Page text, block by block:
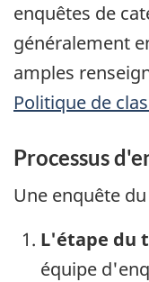
enquêtes de
généralement
amples
Politique de
Processus
Une enquête du
L'étape du
équipe